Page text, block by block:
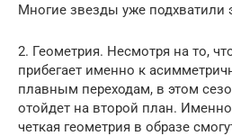
Многие звезды уже подхватили
2. Геометрия. Несмотря на то,
прибегает именно к
плавным переходам, в этом
отойдет на второй план.
четкая геометрия в образе